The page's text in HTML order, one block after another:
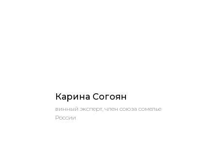
Карина Согоян
винный эксперт, член союза сомелье
России